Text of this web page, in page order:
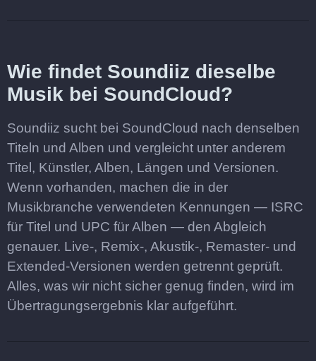
Wie findet Soundiiz dieselbe
Musik bei SoundCloud?
Soundiiz sucht bei SoundCloud nach denselben
Titeln und Alben und vergleicht unter anderem
Titel, Künstler, Alben, Längen und Versionen.
Wenn vorhanden, machen die in der
Musikbranche verwendeten Kennungen — ISRC
für Titel und UPC für Alben — den Abgleich
genauer. Live-, Remix-, Akustik-, Remaster- und
Extended-Versionen werden getrennt geprüft.
Alles, was wir nicht sicher genug finden, wird im
Übertragungsergebnis klar aufgeführt.